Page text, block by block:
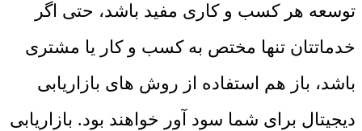
توسعه هر کسب و کاری مفید باشد، حتی اگر
خدماتتان تنها مختص به کسب و کار یا مشتری
باشد، باز هم استفاده از روش های بازاریابی
دیجیتال برای شما سود آور خواهند بود. بازاریابی